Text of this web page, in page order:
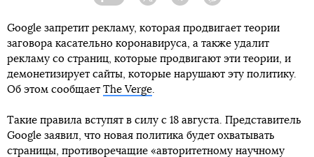
Google запретит рекламу, которая продвигает теории
заговора касательно коронавируса, а также удалит
рекламу со страниц, которые продвигают эти теории, и
демонетизирует сайты, которые нарушают эту политику.
Об этом сообщает The Verge
Такие правила вступят в силу с 18 августа. Представитель
Google заявил, что новая политика будет охватывать
страницы, противоречащие «авторитетному научному